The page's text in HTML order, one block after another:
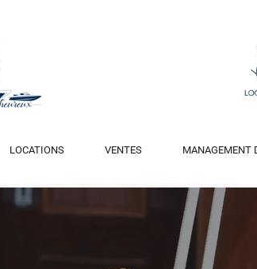
LOCATIONS VENTES MANAGEMENT